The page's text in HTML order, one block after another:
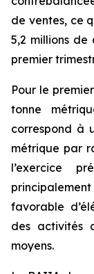
de ventes, ce
5,2 millions
premier
Pour le
tonne
correspond à
métrique par
l’exercice
favorable
des activités
moyens.